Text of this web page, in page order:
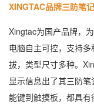
XINGTAC品牌三防笔
Xingtac为国产品牌，
电脑自主可控，支持
拔，类型尺寸多种。
显示信息出了其三防
能键到触摸板，都具